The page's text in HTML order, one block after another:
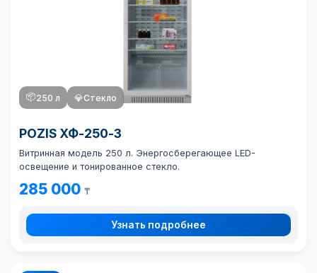
📦250 л 💎Стекло
POZIS ХФ-250-3
Витринная модель 250 л. Энергосберегающее LED-
освещение и тонированное стекло.
285 000 ₸
Узнать подробнее